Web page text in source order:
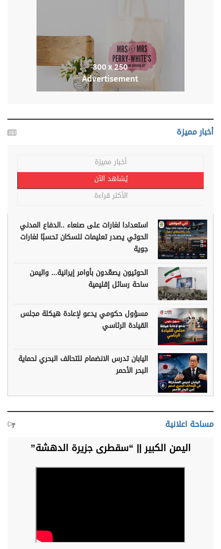
أخبار مميزة
أخبار مميزة
يُشاهد الآن
الأكثر قراءة
استعدادا لغارات على صنعاء ..الدفاع المدني
الحوثي يصدر تعليمات للسكان تحسبًا لغارات
جوية
الحوثيون يصعّدون بأوامر إيرانية... واليمن
ساحة رسائل إقليمية
مسؤول حكومي يدعو لإعادة هيكلة مجلس
القيادة الرئاسي
اليابان تدرس الانضمام للتحالف البحري لحماية
البحر الأحمر
مساحة اعلانية
اليمن الكبير || “سقطرى جزيرة الدهشة”